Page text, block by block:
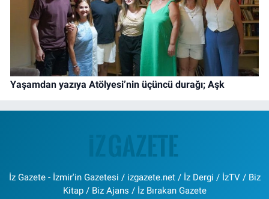
Yaşamdan yazıya Atölyesi’nin üçüncü durağı; Aşk
İz Gazete - İzmir'in Gazetesi / izgazete.net / İz Dergi / İzTV / Biz
Kitap / Biz Ajans / İz Bırakan Gazete